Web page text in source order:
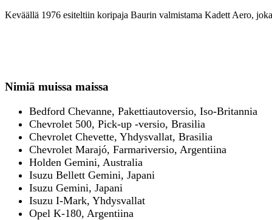
Keväällä 1976 esiteltiin koripaja Baurin valmistama Kadett Aero,
Nimiä muissa maissa
Bedford Chevanne, Pakettiautoversio, Iso-Britannia
Chevrolet 500, Pick-up -versio, Brasilia
Chevrolet Chevette, Yhdysvallat, Brasilia
Chevrolet Marajó, Farmariversio, Argentiina
Holden Gemini, Australia
Isuzu Bellett Gemini, Japani
Isuzu Gemini, Japani
Isuzu I-Mark, Yhdysvallat
Opel K-180, Argentiina